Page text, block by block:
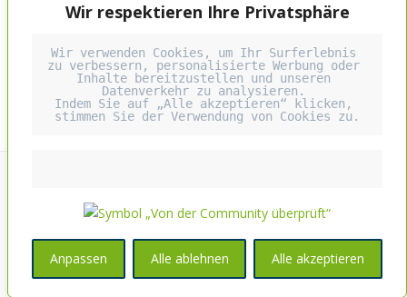
Wir respektieren Ihre Privatsphäre
Wir verwenden Cookies, um Ihr Surferlebnis
zu verbessern, personalisierte Werbung oder
Inhalte bereitzustellen und unseren
Datenverkehr zu analysieren.
Indem Sie auf „Alle akzeptieren“ klicken,
stimmen Sie der Verwendung von Cookies zu.
Anpassen Alle ablehnen Alle akzeptieren
© 2026 Pflegekombinat Kranken und Intensivpflege
GmbH. Erstellt mit WordPress und demHighlight Theme